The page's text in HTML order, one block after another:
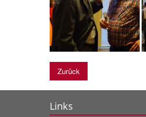
Zurück
Links